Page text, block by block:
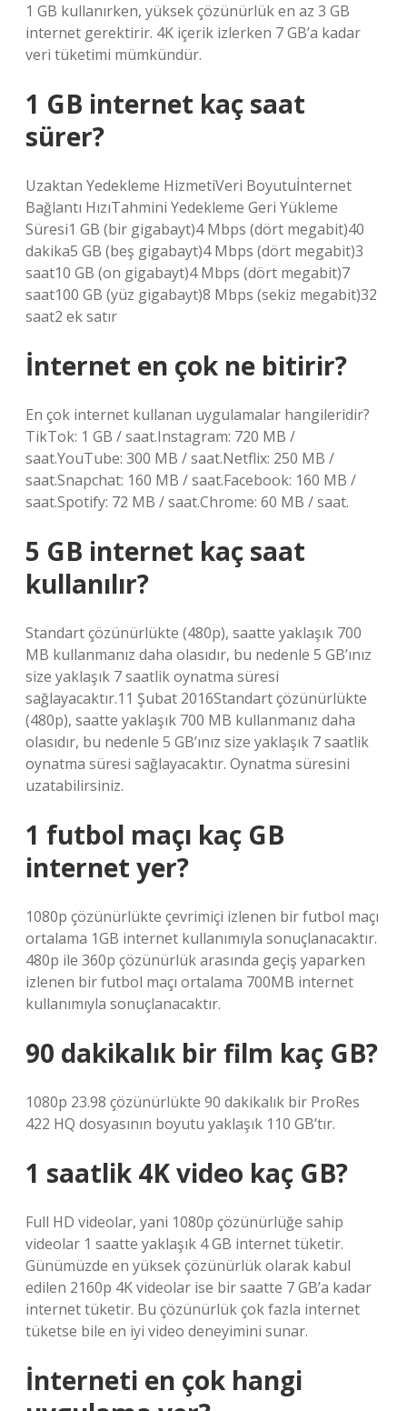
1 GB kullanırken, yüksek çözünürlük en az 3 GB
internet gerektirir. 4K içerik izlerken 7 GB’a kadar
veri tüketimi mümkündür.
1 GB internet kaç saat
sürer?
Uzaktan Yedekleme Hizmeti​Veri Boyutu​İnternet
Bağlantı Hızı​Tahmini Yedekleme Geri Yükleme
Süresi​1 GB (bir gigabayt)​4 Mbps (dört megabit)​40
dakika​5 GB (beş gigabayt)​4 Mbps (dört megabit)​3
saat​10 GB (on gigabayt)​4 Mbps (dört megabit)​7
saat​100 GB (yüz gigabayt)​8 Mbps (sekiz megabit)32
saat​2 ek satır
İnternet en çok ne bitirir?
En çok internet kullanan uygulamalar hangileridir?
TikTok: 1 GB / saat.Instagram: 720 MB /
saat.YouTube: 300 MB / saat.Netflix: 250 MB /
saat.Snapchat: 160 MB / saat.Facebook: 160 MB /
saat.Spotify: 72 MB / saat.Chrome: 60 MB / saat.
5 GB internet kaç saat
kullanılır?
Standart çözünürlükte (480p), saatte yaklaşık 700
MB kullanmanız daha olasıdır, bu nedenle 5 GB’ınız
size yaklaşık 7 saatlik oynatma süresi
sağlayacaktır.11 Şubat 2016Standart çözünürlükte
(480p), saatte yaklaşık 700 MB kullanmanız daha
olasıdır, bu nedenle 5 GB’ınız size yaklaşık 7 saatlik
oynatma süresi sağlayacaktır. Oynatma süresini
uzatabilirsiniz.
1 futbol maçı kaç GB
internet yer?
1080p çözünürlükte çevrimiçi izlenen bir futbol maçı
ortalama 1GB internet kullanımıyla sonuçlanacaktır.
480p ile 360p çözünürlük arasında geçiş yaparken
izlenen bir futbol maçı ortalama 700MB internet
kullanımıyla sonuçlanacaktır.
90 dakikalık bir film kaç GB?
1080p 23.98 çözünürlükte 90 dakikalık bir ProRes
422 HQ dosyasının boyutu yaklaşık 110 GB’tır.
1 saatlik 4K video kaç GB?
Full HD videolar, yani 1080p çözünürlüğe sahip
videolar 1 saatte yaklaşık 4 GB internet tüketir.
Günümüzde en yüksek çözünürlük olarak kabul
edilen 2160p 4K videolar ise bir saatte 7 GB’a kadar
internet tüketir. Bu çözünürlük çok fazla internet
tüketse bile en iyi video deneyimini sunar.
İnterneti en çok hangi